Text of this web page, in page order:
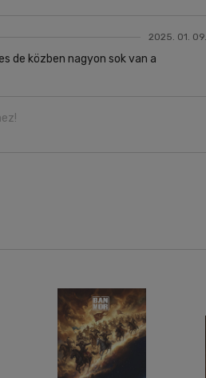
2025. 01. 09.
de közben nagyon sok van a